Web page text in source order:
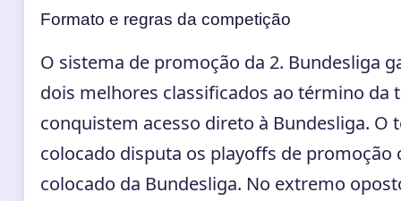
Formato e regras da competição
O sistema de promoção da 2. Bundesliga
dois melhores classificados ao término da
conquistem acesso direto à Bundesliga. O
colocado disputa os playoffs de promoção
colocado da Bundesliga. No extremo